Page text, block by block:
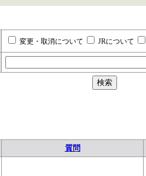
変更・取消について JRについて
質問